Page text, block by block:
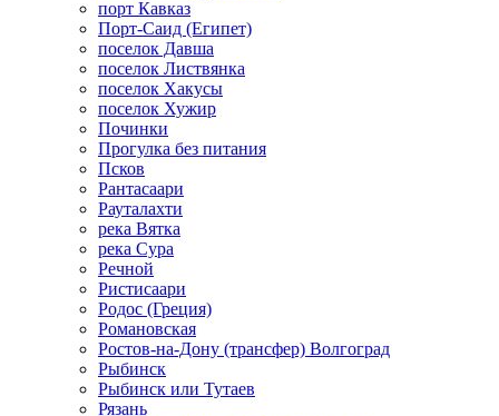
порт Кавказ
Порт-Саид (Египет)
поселок Давша
поселок Листвянка
поселок Хакусы
поселок Хужир
Починки
Прогулка без питания
Псков
Рантасаари
Рауталахти
река Вятка
река Сура
Речной
Ристисаари
Родос (Греция)
Романовская
Ростов-на-Дону (трансфер) Волгоград
Рыбинск
Рыбинск или Тутаев
Рязань